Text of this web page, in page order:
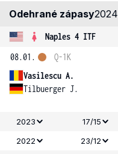
Odehrané zápasy2024
Naples 4 ITF
08.01.
Vasilescu A.
Tilbuerger J.
Q-1K
2023 17/15
2022
23/12